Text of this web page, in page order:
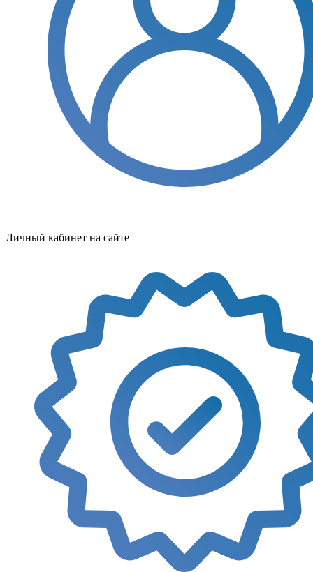
Личный кабинет на сайте